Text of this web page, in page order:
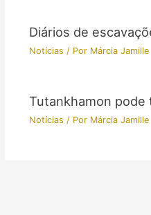
Diários de
Notícias / Por Márcia Jamille
Tutankhamon pode
Notícias / Por Márcia Jamille